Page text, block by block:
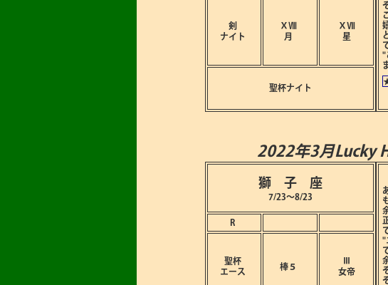
剣
ナイト
ⅩⅧ
月
ⅩⅦ
星
聖杯ナイト
"
2022年3月Lucky
獅 子 座
7/23～8/23
R
聖杯
エース
棒５
女帝
"